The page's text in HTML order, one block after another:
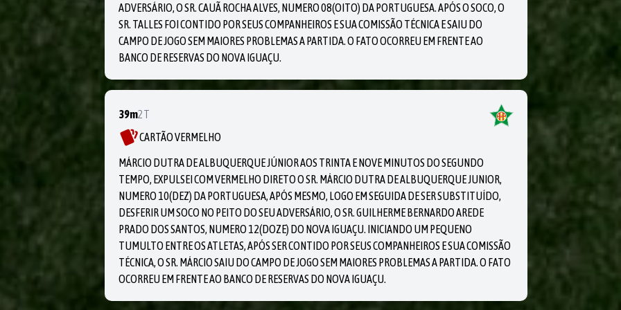
ADVERSÁRIO, O SR. CAUÃ ROCHA ALVES, NUMERO 08(OITO) DA PORTUGUESA. APÓS O SOCO, O
SR. TALLES FOI CONTIDO POR SEUS COMPANHEIROS E SUA COMISSÃO TÉCNICA E SAIU DO
CAMPO DE JOGO SEM MAIORES PROBLEMAS A PARTIDA. O FATO OCORREU EM FRENTE AO
BANCO DE RESERVAS DO NOVA IGUAÇU.
39m2T
CARTÃO VERMELHO
MÁRCIO DUTRA DE ALBUQUERQUE JÚNIOR AOS TRINTA E NOVE MINUTOS DO SEGUNDO
TEMPO, EXPULSEI COM VERMELHO DIRETO O SR. MÁRCIO DUTRA DE ALBUQUERQUE JUNIOR,
NUMERO 10(DEZ) DA PORTUGUESA, APÓS MESMO, LOGO EM SEGUIDA DE SER SUBSTITUÍDO,
DESFERIR UM SOCO NO PEITO DO SEU ADVERSÁRIO, O SR. GUILHERME BERNARDO AREDE
PRADO DOS SANTOS, NUMERO 12(DOZE) DO NOVA IGUAÇU. INICIANDO UM PEQUENO
TUMULTO ENTRE OS ATLETAS, APÓS SER CONTIDO POR SEUS COMPANHEIROS E SUA COMISSÃO
TÉCNICA, O SR. MÁRCIO SAIU DO CAMPO DE JOGO SEM MAIORES PROBLEMAS A PARTIDA. O FATO
OCORREU EM FRENTE AO BANCO DE RESERVAS DO NOVA IGUAÇU.